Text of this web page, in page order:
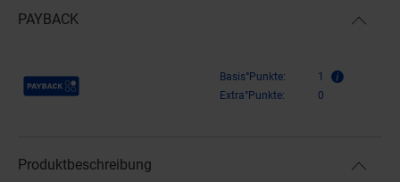
PAYBACK
Payback Punkte Basis°Punkte:
1
Extra°Punkte:
0
Produktbeschreibung